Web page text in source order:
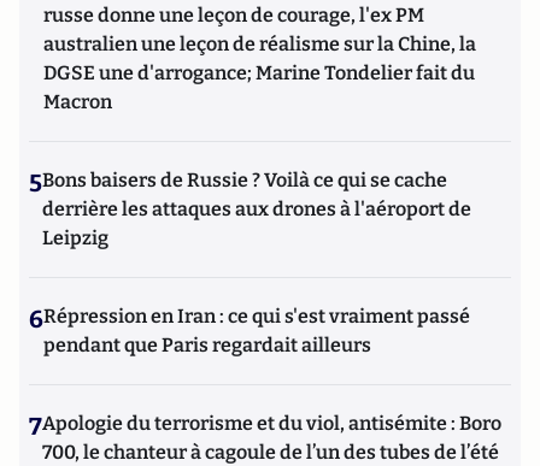
russe donne une leçon de courage, l'ex PM
australien une leçon de réalisme sur la Chine, la
DGSE une d'arrogance; Marine Tondelier fait du
Macron
5Bons baisers de Russie ? Voilà ce qui se cache
derrière les attaques aux drones à l'aéroport de
Leipzig
6Répression en Iran : ce qui s'est vraiment passé
pendant que Paris regardait ailleurs
7Apologie du terrorisme et du viol, antisémite : Boro
700, le chanteur à cagoule de l’un des tubes de l’été